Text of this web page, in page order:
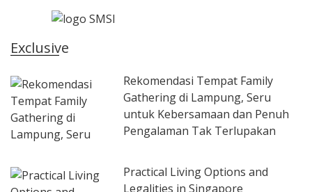
Exclusive
Rekomendasi Tempat Family
Gathering di Lampung, Seru
untuk Kebersamaan dan Penuh
Pengalaman Tak Terlupakan
Practical Living Options and
Legalities in Singapore